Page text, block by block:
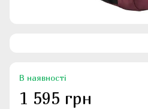
В наявності
1 595 грн